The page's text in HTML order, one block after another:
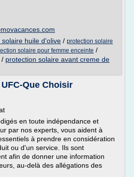
solaire huile d'olive / protection solaire
solaire pour femme enceinte /
/ protection solaire avant creme de
Que Choisir
en toute indépendance et
par nos experts, vous aident à
à prendre en considération
ou d'un service. Ils sont
afin de donner une information
au-delà des allégations des